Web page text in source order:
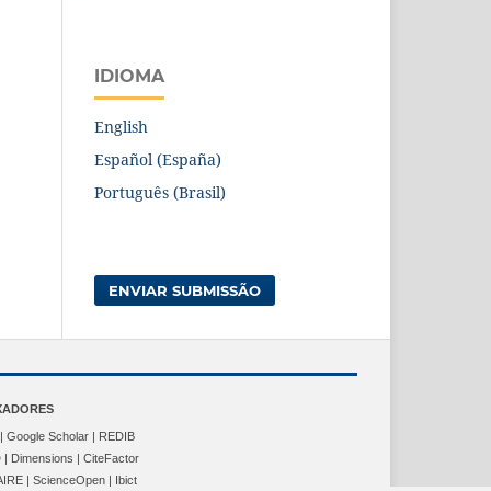
IDIOMA
English
Español (España)
Português (Brasil)
ENVIAR SUBMISSÃO
| Google Scholar | REDIB
| Dimensions | CiteFactor
| ScienceOpen | Ibict